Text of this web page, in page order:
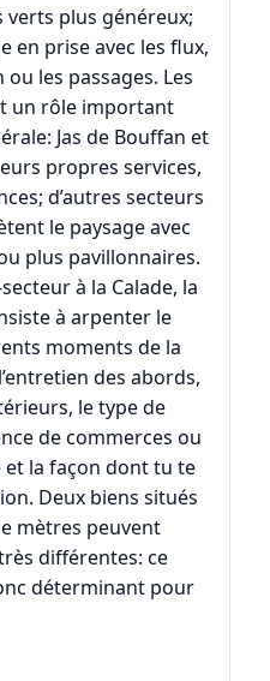
verts plus généreux;
en prise avec les flux,
les passages. Les
un rôle important
Jas de Bouffan et
propres services,
d’autres secteurs
le paysage avec
plus pavillonnaires.
à la Calade, la
à arpenter le
moments de la
des abords,
le type de
de commerces ou
et la façon dont tu te
Deux biens situés
mètres peuvent
différentes: ce
déterminant pour